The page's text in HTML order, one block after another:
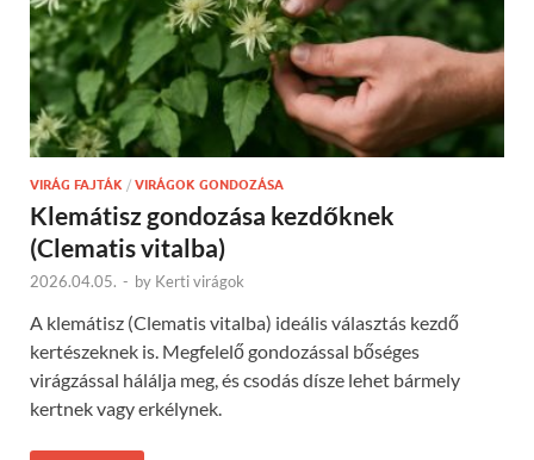
VIRÁG FAJTÁK / VIRÁGOK GONDOZÁSA
Klemátisz gondozása kezdőknek
(Clematis vitalba)
2026.04.05. - by Kerti virágok
A klemátisz (Clematis vitalba) ideális választás kezdő
kertészeknek is. Megfelelő gondozással bőséges
virágzással hálálja meg, és csodás dísze lehet bármely
kertnek vagy erkélynek.